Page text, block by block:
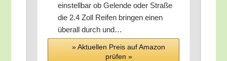
ein­stell­bar ob Gel­en­de oder Stra­ße
die 2.4 Zoll Rei­fen brin­gen einen
über­all durch und…
» Aktu­el­len Preis auf Ama­zon
prü­fen »